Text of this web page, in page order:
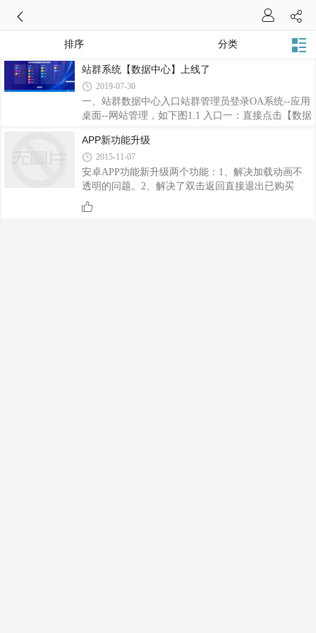
排序 分类
站群系统【数据中心】上线了
2019-07-30
一、站群数据中心入口站群管理员登录OA系统--应用
桌面--网站管理，如下图1.1 入口一：直接点击【数据
如下图点击 操作栏中 【数据中心】进入数据中心
页。二、站群系统支持采集哪些类型的站点数据？目
前站群支持展示型、商城型2种类型站点数据采集。
三、站群系统都可以管理哪些事情？3.1 站群系统可
以统计所有已加入子站点运营、流量数据；3.2 管理
员可以通过后台页面直接对某个子站点进行管理；3.3
APP新功能升级
2015-11-07
安卓APP功能新升级两个功能：1、解决加载动画不
透明的问题。2、解决了双击返回直接退出已购买
APP功能的用户可以重新生成一下APP，用户端会提
示更新。